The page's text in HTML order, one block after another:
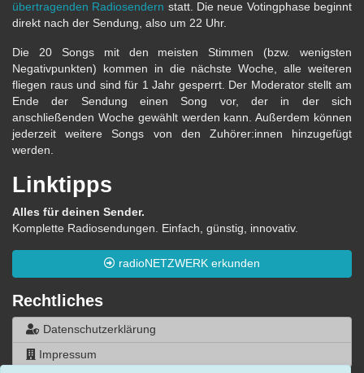
übertragenden Radiosendern statt. Die neue Votingphase beginnt
direkt nach der Sendung, also um 22 Uhr.
Die 20 Songs mit den meisten Stimmen (bzw. wenigsten
Negativpunkten) kommen in die nächste Woche, alle weiteren
fliegen raus und sind für 1 Jahr gesperrt. Der Moderator stellt am
Ende der Sendung einen Song vor, der in der sich
anschließenden Woche gewählt werden kann. Außerdem können
jederzeit weitere Songs von den Zuhörer:innen hinzugefügt
werden.
Linktipps
Alles für deinen Sender.
Komplette Radiosendungen. Einfach, günstig, innovativ.
radioNETZWERK erkunden
Rechtliches
Datenschutzerklärung
Impressum